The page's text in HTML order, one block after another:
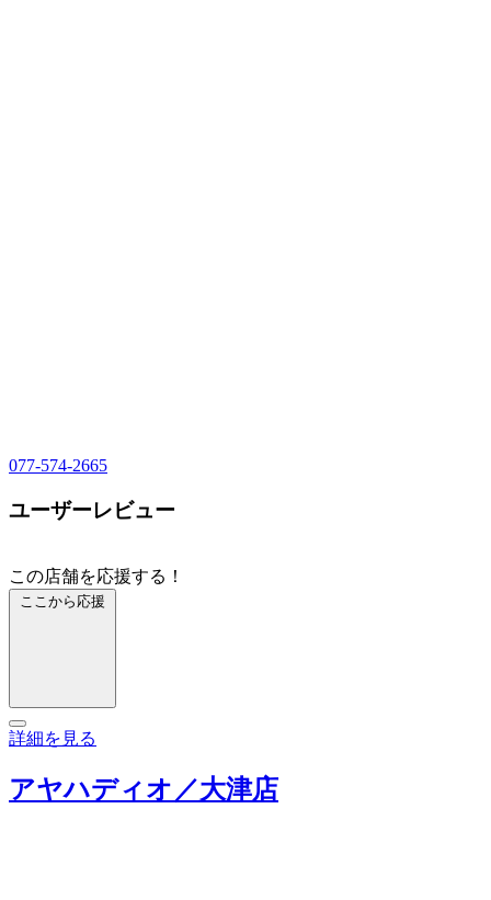
077-574-2665
ユーザーレビュー
この店舗を応援する！
ここから応援
詳細を見る
アヤハディオ／大津店